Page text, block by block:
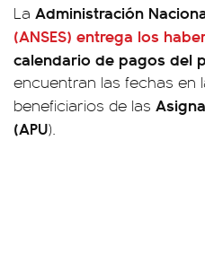
La Administración
(ANSES) entrega los
calendario de pagos del
encuentran las fechas en
beneficiarios de las
(APU).